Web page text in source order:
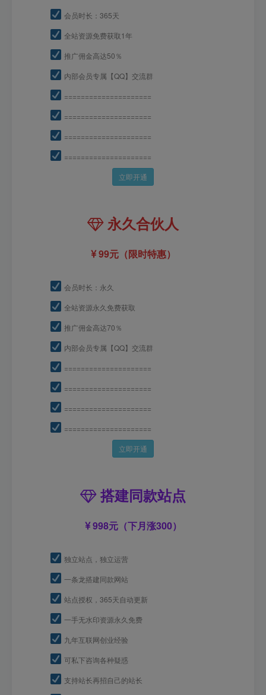
会员时长：365天
全站资源免费获取1年
推广佣金高达50％
内部会员专属【QQ】交流群
=====================
=====================
=====================
=====================
立即开通
永久合伙人
99元（限时特惠）
会员时长：永久
全站资源永久免费获取
推广佣金高达70％
内部会员专属【QQ】交流群
=====================
=====================
=====================
=====================
立即开通
搭建同款站点
998元（下月涨300）
独立站点，独立运营
一条龙搭建同款网站
站点授权，365天自动更新
一手无水印资源永久免费
九年互联网创业经验
可私下咨询各种疑惑
支持站长再招自己的站长